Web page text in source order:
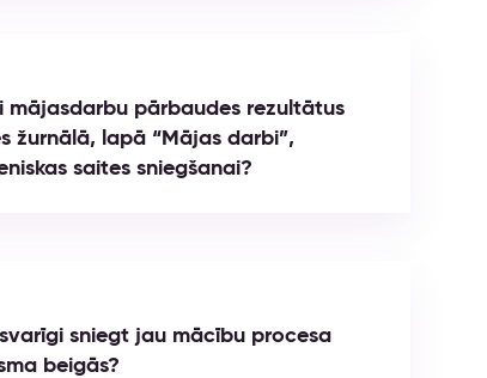
mājasdarbu pārbaudes rezultātus
žurnālā, lapā “Mājas darbi”,
saites sniegšanai?
sniegt jau mācību procesa
beigās?